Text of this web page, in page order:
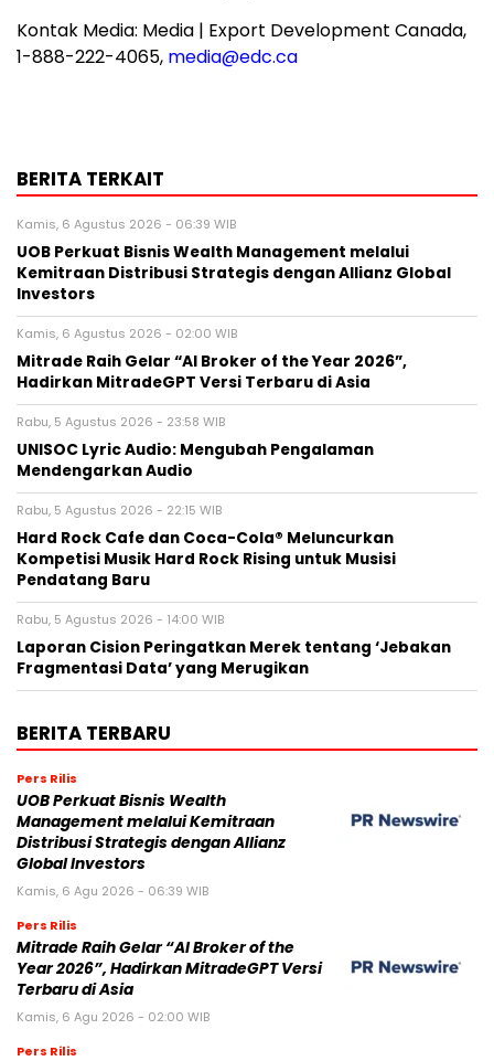
Kontak Media: Media | Export Development Canada,
1-888-222-4065, media@edc.ca
BERITA TERKAIT
Kamis, 6 Agustus 2026 - 06:39 WIB
UOB Perkuat Bisnis Wealth Management melalui
Kemitraan Distribusi Strategis dengan Allianz Global
Investors
Kamis, 6 Agustus 2026 - 02:00 WIB
Mitrade Raih Gelar “AI Broker of the Year 2026”,
Hadirkan MitradeGPT Versi Terbaru di Asia
Rabu, 5 Agustus 2026 - 23:58 WIB
UNISOC Lyric Audio: Mengubah Pengalaman
Mendengarkan Audio
Rabu, 5 Agustus 2026 - 22:15 WIB
Hard Rock Cafe dan Coca-Cola® Meluncurkan
Kompetisi Musik Hard Rock Rising untuk Musisi
Pendatang Baru
Rabu, 5 Agustus 2026 - 14:00 WIB
Laporan Cision Peringatkan Merek tentang ‘Jebakan
Fragmentasi Data’ yang Merugikan
BERITA TERBARU
Pers Rilis
UOB Perkuat Bisnis Wealth
Management melalui Kemitraan
Distribusi Strategis dengan Allianz
Global Investors
Kamis, 6 Agu 2026 - 06:39 WIB
Pers Rilis
Mitrade Raih Gelar “AI Broker of the
Year 2026”, Hadirkan MitradeGPT Versi
Terbaru di Asia
Kamis, 6 Agu 2026 - 02:00 WIB
Pers Rilis